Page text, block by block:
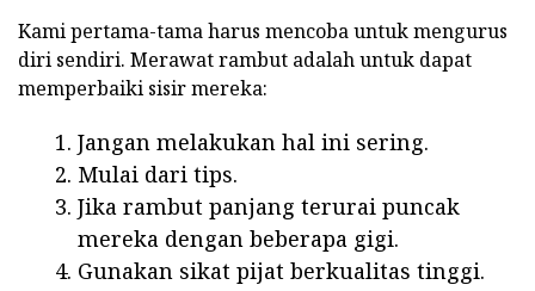
Kami pertama-tama harus mencoba untuk mengurus
diri sendiri. Merawat rambut adalah untuk dapat
memperbaiki sisir mereka:
Jangan melakukan hal ini sering.
Mulai dari tips.
Jika rambut panjang terurai puncak
mereka dengan beberapa gigi.
Gunakan sikat pijat berkualitas tinggi.